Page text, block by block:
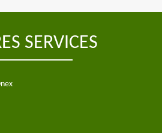
SERVICES